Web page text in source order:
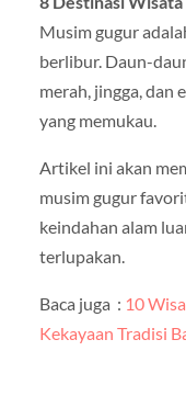
Musim gugur
berlibur. Daun-
merah, jingga, dan
yang memukau.
Artikel ini akan
musim gugur
keindahan alam
terlupakan.
Baca juga : 10
Kekayaan Tradisi